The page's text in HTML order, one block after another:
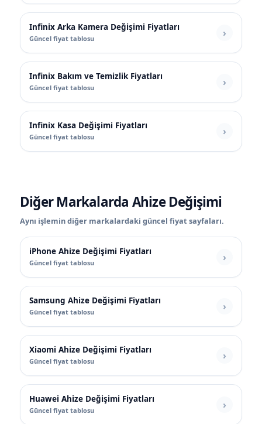
Infinix Arka Kamera Değişimi Fiyatları
Güncel fiyat tablosu
Infinix Bakım ve Temizlik Fiyatları
Güncel fiyat tablosu
Infinix Kasa Değişimi Fiyatları
Güncel fiyat tablosu
Diğer Markalarda Ahize Değişimi
Aynı işlemin diğer markalardaki güncel fiyat sayfaları.
iPhone Ahize Değişimi Fiyatları
Güncel fiyat tablosu
Samsung Ahize Değişimi Fiyatları
Güncel fiyat tablosu
Xiaomi Ahize Değişimi Fiyatları
Güncel fiyat tablosu
Huawei Ahize Değişimi Fiyatları
Güncel fiyat tablosu